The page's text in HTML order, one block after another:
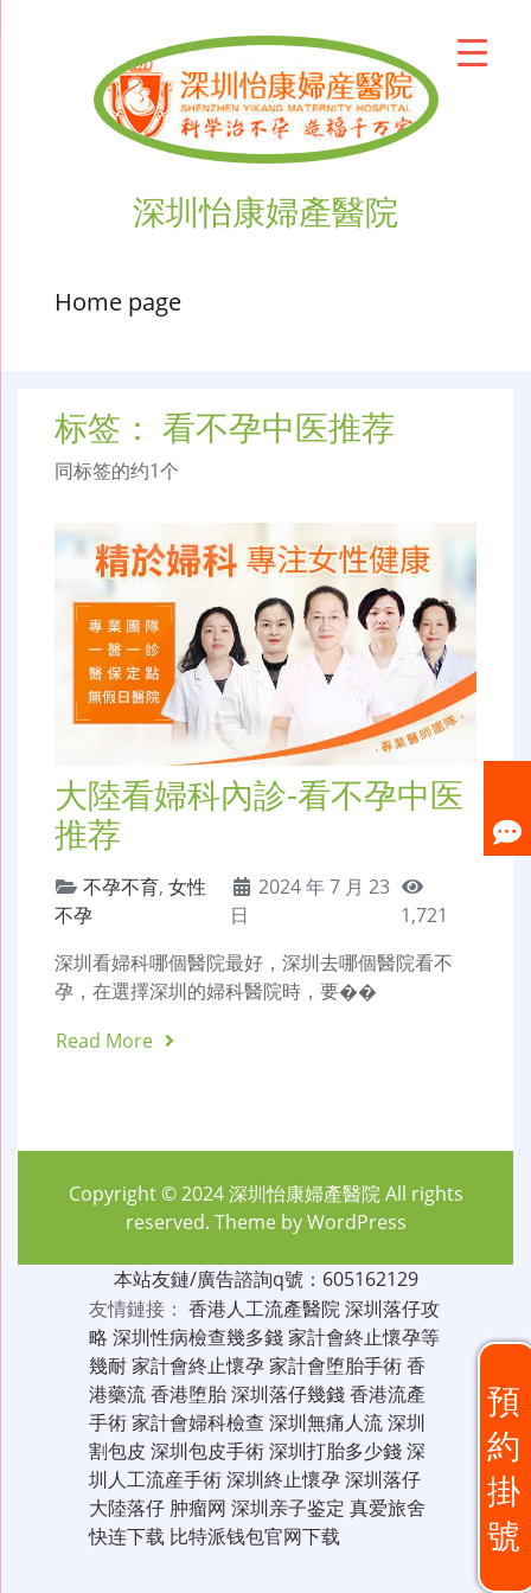
深圳怡康婦產醫院
Home page
标签： 看不孕中医推荐
同标签的约1个
大陸看婦科內診-看不孕中医
推荐
不孕不育, 女性
不孕
2024 年 7 月 23
日
1,721
深圳看婦科哪個醫院最好，深圳去哪個醫院看不
孕，在選擇深圳的婦科醫院時，要��
Read More
預
約
掛
號
Copyright © 2024深圳怡康婦產醫院All rights
reserved. Theme byWordPress
本站友鏈/廣告諮詢q號：605162129
友情鏈接： 香港人工流產醫院深圳落仔攻
略 深圳性病檢查幾多錢家計會終止懷孕等
幾耐家計會終止懷孕家計會堕胎手術香
港藥流香港堕胎深圳落仔幾錢香港流產
手術家計會婦科檢查 深圳無痛人流深圳
割包皮 深圳包皮手術深圳打胎多少錢深
圳人工流産手術深圳終止懷孕深圳落仔
大陸落仔 肿瘤网 深圳亲子鉴定 真爱旅舍
快连下载 比特派钱包官网下载